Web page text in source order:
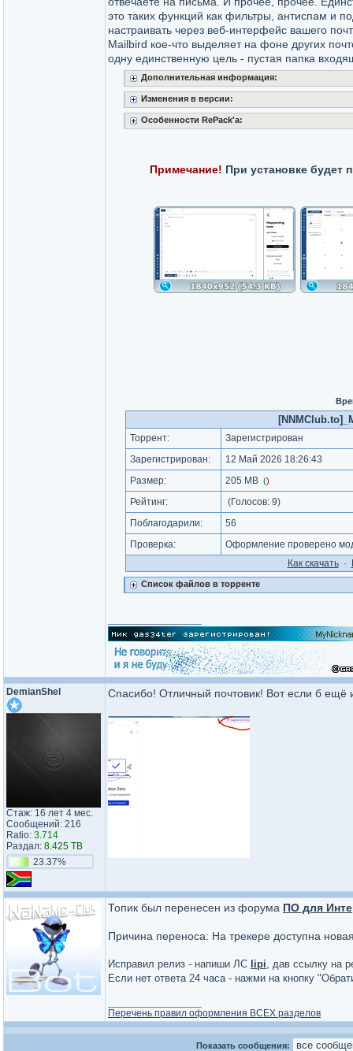
это таких функций как фильтры, антиспам и
настраивать через веб-интерфейс вашего
Mailbird кое-что выделяет на фоне других
одну единственную цель - пустая папка
Дополнительная информация:
Изменения в версии:
Особенности RePack'a:
Примечание! При установке будет
Торрент:
Зарегистрирован
Зарегистрирован:
12 Май 2026 18:26:43
Размер:
205 MB ()
Рейтинг: (Голосов: 9)
Поблагодарили:
56
Проверка:
Оформление проверено
Как cкачать·
Список файлов в торренте
DemianShel
Стаж: 16 лет 4 мес.
Сообщений: 216
Ratio: 3.714
Раздал: 8.425 TB
23.37%
Спасибо! Отличный почтовик! Вот если б ещё
Топик был перенесен из форума ПО для
Причина переноса: На трекере доступна
Исправил релиз - напиши ЛС lipi, дав ссылку на
Если нет ответа 24 часа - нажми на кнопку
Перечень правил оформления ВСЕХ разделов
Показать сообщения: